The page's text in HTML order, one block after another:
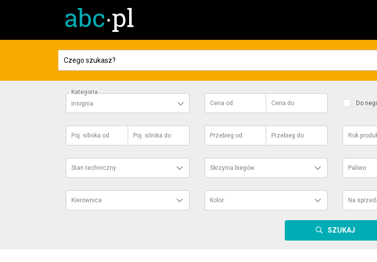
Kategoria
Insignia
Cena od Cena do Do
Poj. silnika od Poj. silnika do Przebieg od Przebieg do Rok
Stan techniczny Skrzynia biegów Paliwo
Kierownica Kolor Na
SZUKAJ